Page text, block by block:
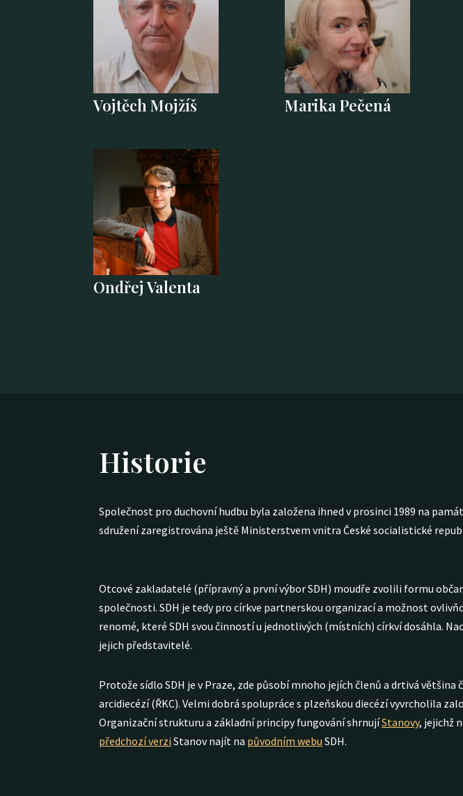
Vojtěch Mojžíš Marika Pečená
Ondřej Valenta
Historie
Společnost pro duchovní hudbu byla založena ihned v prosinci 1989 na
sdružení zaregistrována ještě Ministerstvem vnitra České socialistické
Otcové zakladatelé (přípravný a první výbor SDH) moudře zvolili formu
společnosti. SDH je tedy pro církve partnerskou organizací a možnost
renomé, které SDH svou činností u jednotlivých (místních) církví dosáhla.
jejich představitelé.
Protože sídlo SDH je v Praze, zde působí mnoho jejích členů a drtivá
arcidiecézí (ŘKC). Velmi dobrá spolupráce s plzeňskou diecézí vyvrcholila
Organizační strukturu a základní principy fungování shrnujíStanovy, jejichž
předchozí verzi Stanov najít na původním webu SDH.